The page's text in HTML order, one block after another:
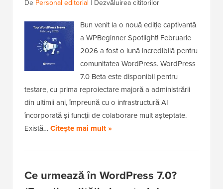
De Personal editorial | Dezvăluirea cititorilor
Bun venit la o nouă ediție captivantă
a WPBeginner Spotlight! Februarie
2026 a fost o lună incredibilă pentru
comunitatea WordPress. WordPress
7.0 Beta este disponibil pentru
testare, cu prima reproiectare majoră a administrării
din ultimii ani, împreună cu o infrastructură AI
încorporată și funcții de colaborare mult așteptate.
Există…Citește mai mult »
Ce urmează în WordPress 7.0?